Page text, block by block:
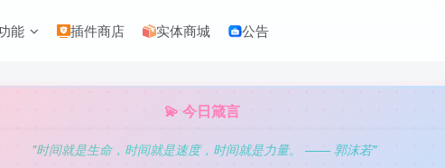
能 插件商店 实体商城 公告
💫 今日箴言
"时间就是生命，时间就是速度，时间就是力量。 —— 郭沫若"